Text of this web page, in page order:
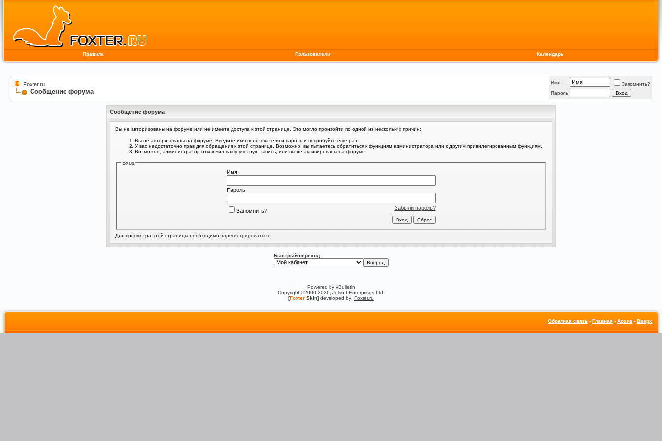
Правила Пользователи Календарь
Foxter.ru
Сообщение форума
Имя
Запомнить?
Пароль
Сообщение форума
Вы не авторизованы на форуме или не имеете доступа к этой странице. Это могло произойти по одной из нескольких причин:
Вы не авторизованы на форуме. Введите имя пользователя и пароль и попробуйте еще раз.
У вас недостаточно прав для обращения к этой странице. Возможно, вы пытаетесь обратиться к функциям администратора или к другим привилегированным функциям.
Возможно, администратор отключил вашу учетную запись, или вы не активированы на форуме.
Вход
Имя:
Пароль:
Забыли пароль?
Запомнить?
Для просмотра этой страницы необходимо зарегистрироваться
Быстрый переход
Powered by vBulletin
Copyright ©2000-2026, Jelsoft Enterprises Ltd
[Foxter Skin] developed by: Foxter.ru
Обратная связь - Главная - Архив - Вверх